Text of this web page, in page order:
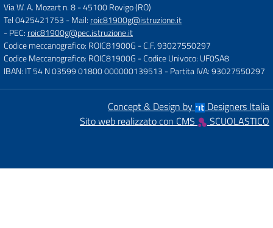
Via W. A. Mozart n. 8-45100 Rovigo (RO)
Tel 0425421753 - Mail: roic81900g@istruzione.it
- PEC: roic81900g@pec.istruzione.it
Codice meccanografico: ROIC81900G - C.F. 93027550297
Codice Meccanografico: ROIC81900G - Codice Univoco: UF0SA8
IBAN: IT 54 N 03599 01800 000000139513 - Partita IVA: 93027550297
Concept & Design by
Designers Italia
Sito web realizzato con CMS
SCUOLASTICO